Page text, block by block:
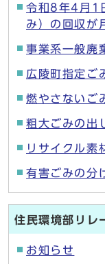
令和8年4月1
み）の回収が
事業系一般廃
広陵町指定ご
燃やさないご
粗大ごみの出
リサイクル素
有害ごみの分
住民環境部リレ
お知らせ